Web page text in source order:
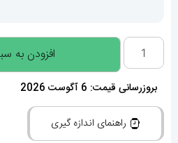
ساعت
زنانه
اورجینال
برند
افزودن به
بروزرسانی قیمت: 6 آگوست 2026
راهنمای اندازه گیری